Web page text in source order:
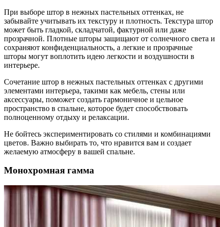
При выборе штор в нежных пастельных оттенках, не
забывайте учитывать их текстуру и плотность. Текстура штор
может быть гладкой, складчатой, фактурной или даже
прозрачной. Плотные шторы защищают от солнечного света и
сохраняют конфиденциальность, а легкие и прозрачные
шторы могут воплотить идею легкости и воздушности в
интерьере.
Сочетание штор в нежных пастельных оттенках с другими
элементами интерьера, такими как мебель, стены или
аксессуары, поможет создать гармоничное и цельное
пространство в спальне, которое будет способствовать
полноценному отдыху и релаксации.
Не бойтесь экспериментировать со стилями и комбинациями
цветов. Важно выбирать то, что нравится вам и создает
желаемую атмосферу в вашей спальне.
Монохромная гамма